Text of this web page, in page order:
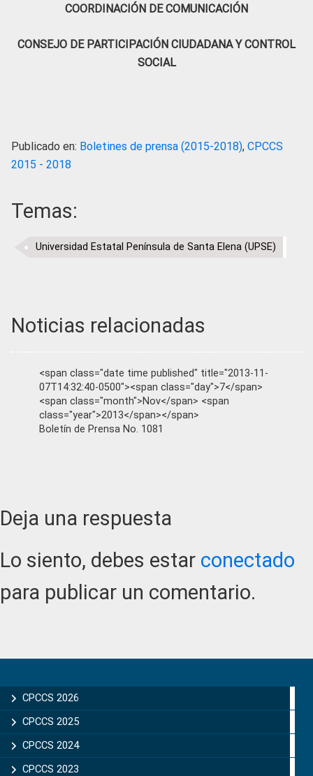
COORDINACIÓN DE COMUNICACIÓN
CONSEJO DE PARTICIPACIÓN CIUDADANA Y CONTROL
SOCIAL
Publicado en: Boletines de prensa (2015-2018), CPCCS
2015 - 2018
Temas:
Universidad Estatal Península de Santa Elena (UPSE)
Noticias relacionadas
<span class="date time published" title="2013-11-
07T14:32:40-0500"><span class="day">7</span>
<span class="month">Nov</span> <span
class="year">2013</span></span>
Boletín de Prensa No. 1081
Reader
Interactions
Deja una respuesta
Lo siento, debes estar conectado
para publicar un comentario.
Sidebar
CPCCS 2026
CPCCS 2025
CPCCS 2024
CPCCS 2023